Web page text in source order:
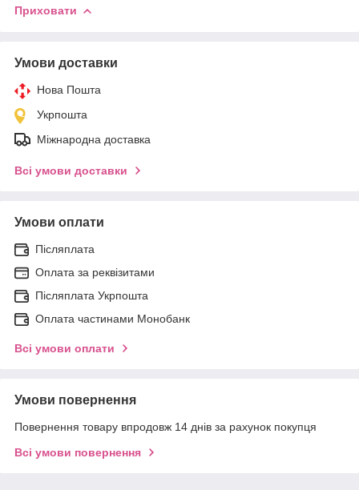
Приховати
Умови доставки
Нова Пошта
Укрпошта
Міжнародна доставка
Всі умови доставки
Умови оплати
Післяплата
Оплата за реквізитами
Післяплата Укрпошта
Оплата частинами Монобанк
Всі умови оплати
Умови повернення
Повернення товару впродовж 14 днів за рахунок покупця
Всі умови повернення